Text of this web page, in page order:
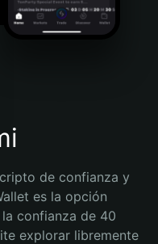
de confianza y
es la opción
confianza de 40
explorar libremente